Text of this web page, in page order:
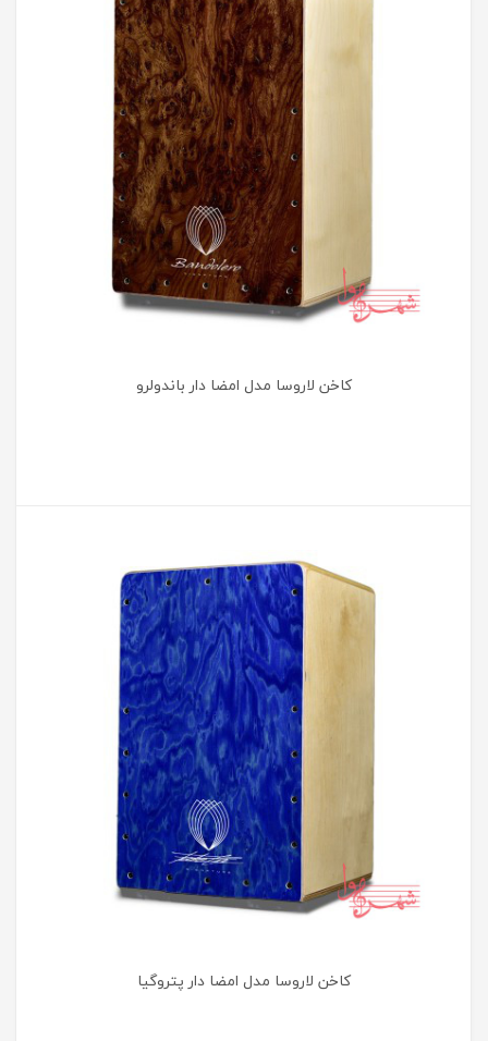
کاخن لاروسا مدل امضا دار باندولرو
کاخن لاروسا مدل امضا دار پتروگیا